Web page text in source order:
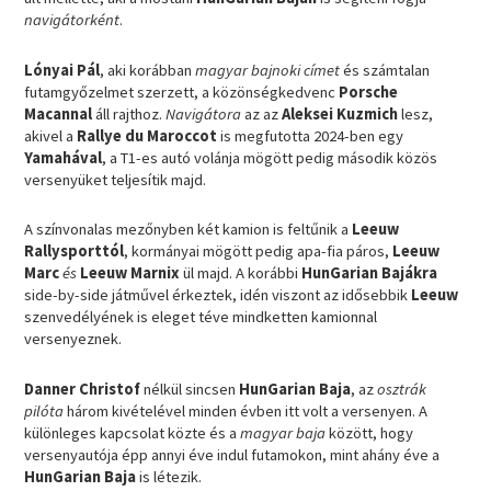
navigátorként.
Lónyai Pál, aki korábbanmagyar bajnoki címetés számtalan
futamgyőzelmet szerzett, a közönségkedvenc Porsche
Macannaláll rajthoz.Navigátoraaz azAleksei Kuzmichlesz,
akivel a Rallye du Maroccot is megfutotta 2024-ben egy
Yamahával, a T1-es autó volánja mögött pedig második közös
versenyüket teljesítik majd.
A színvonalas mezőnyben két kamion is feltűnik a Leeuw
Rallysporttól, kormányai mögött pedig apa-fia páros, Leeuw
Marcés Leeuw Marnix ül majd. A korábbi HunGarian Bajákra
side-by-side játművel érkeztek, idén viszont az idősebbik Leeuw
szenvedélyének is eleget téve mindketten kamionnal
versenyeznek.
Danner Christofnélkül sincsen HunGarian Baja, azosztrák
pilótahárom kivételével minden évben itt volt a versenyen. A
különleges kapcsolat közte és amagyar bajaközött, hogy
versenyautója épp annyi éve indul futamokon, mint ahány éve a
HunGarian Bajais létezik.